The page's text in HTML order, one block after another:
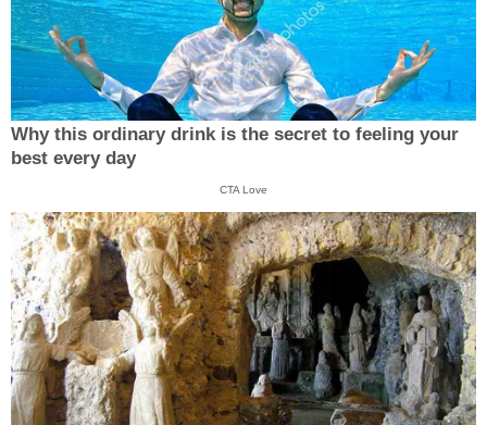
Why this ordinary drink is the secret to feeling your
best every day
CTA Love